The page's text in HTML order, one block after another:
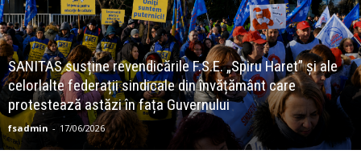
SANITAS susține revendicările F.S.E. „Spiru Haret” și ale
celorlalte federații sindicale din învățământ care
protestează astăzi în fața Guvernului
fsadmin - 17/06/2026